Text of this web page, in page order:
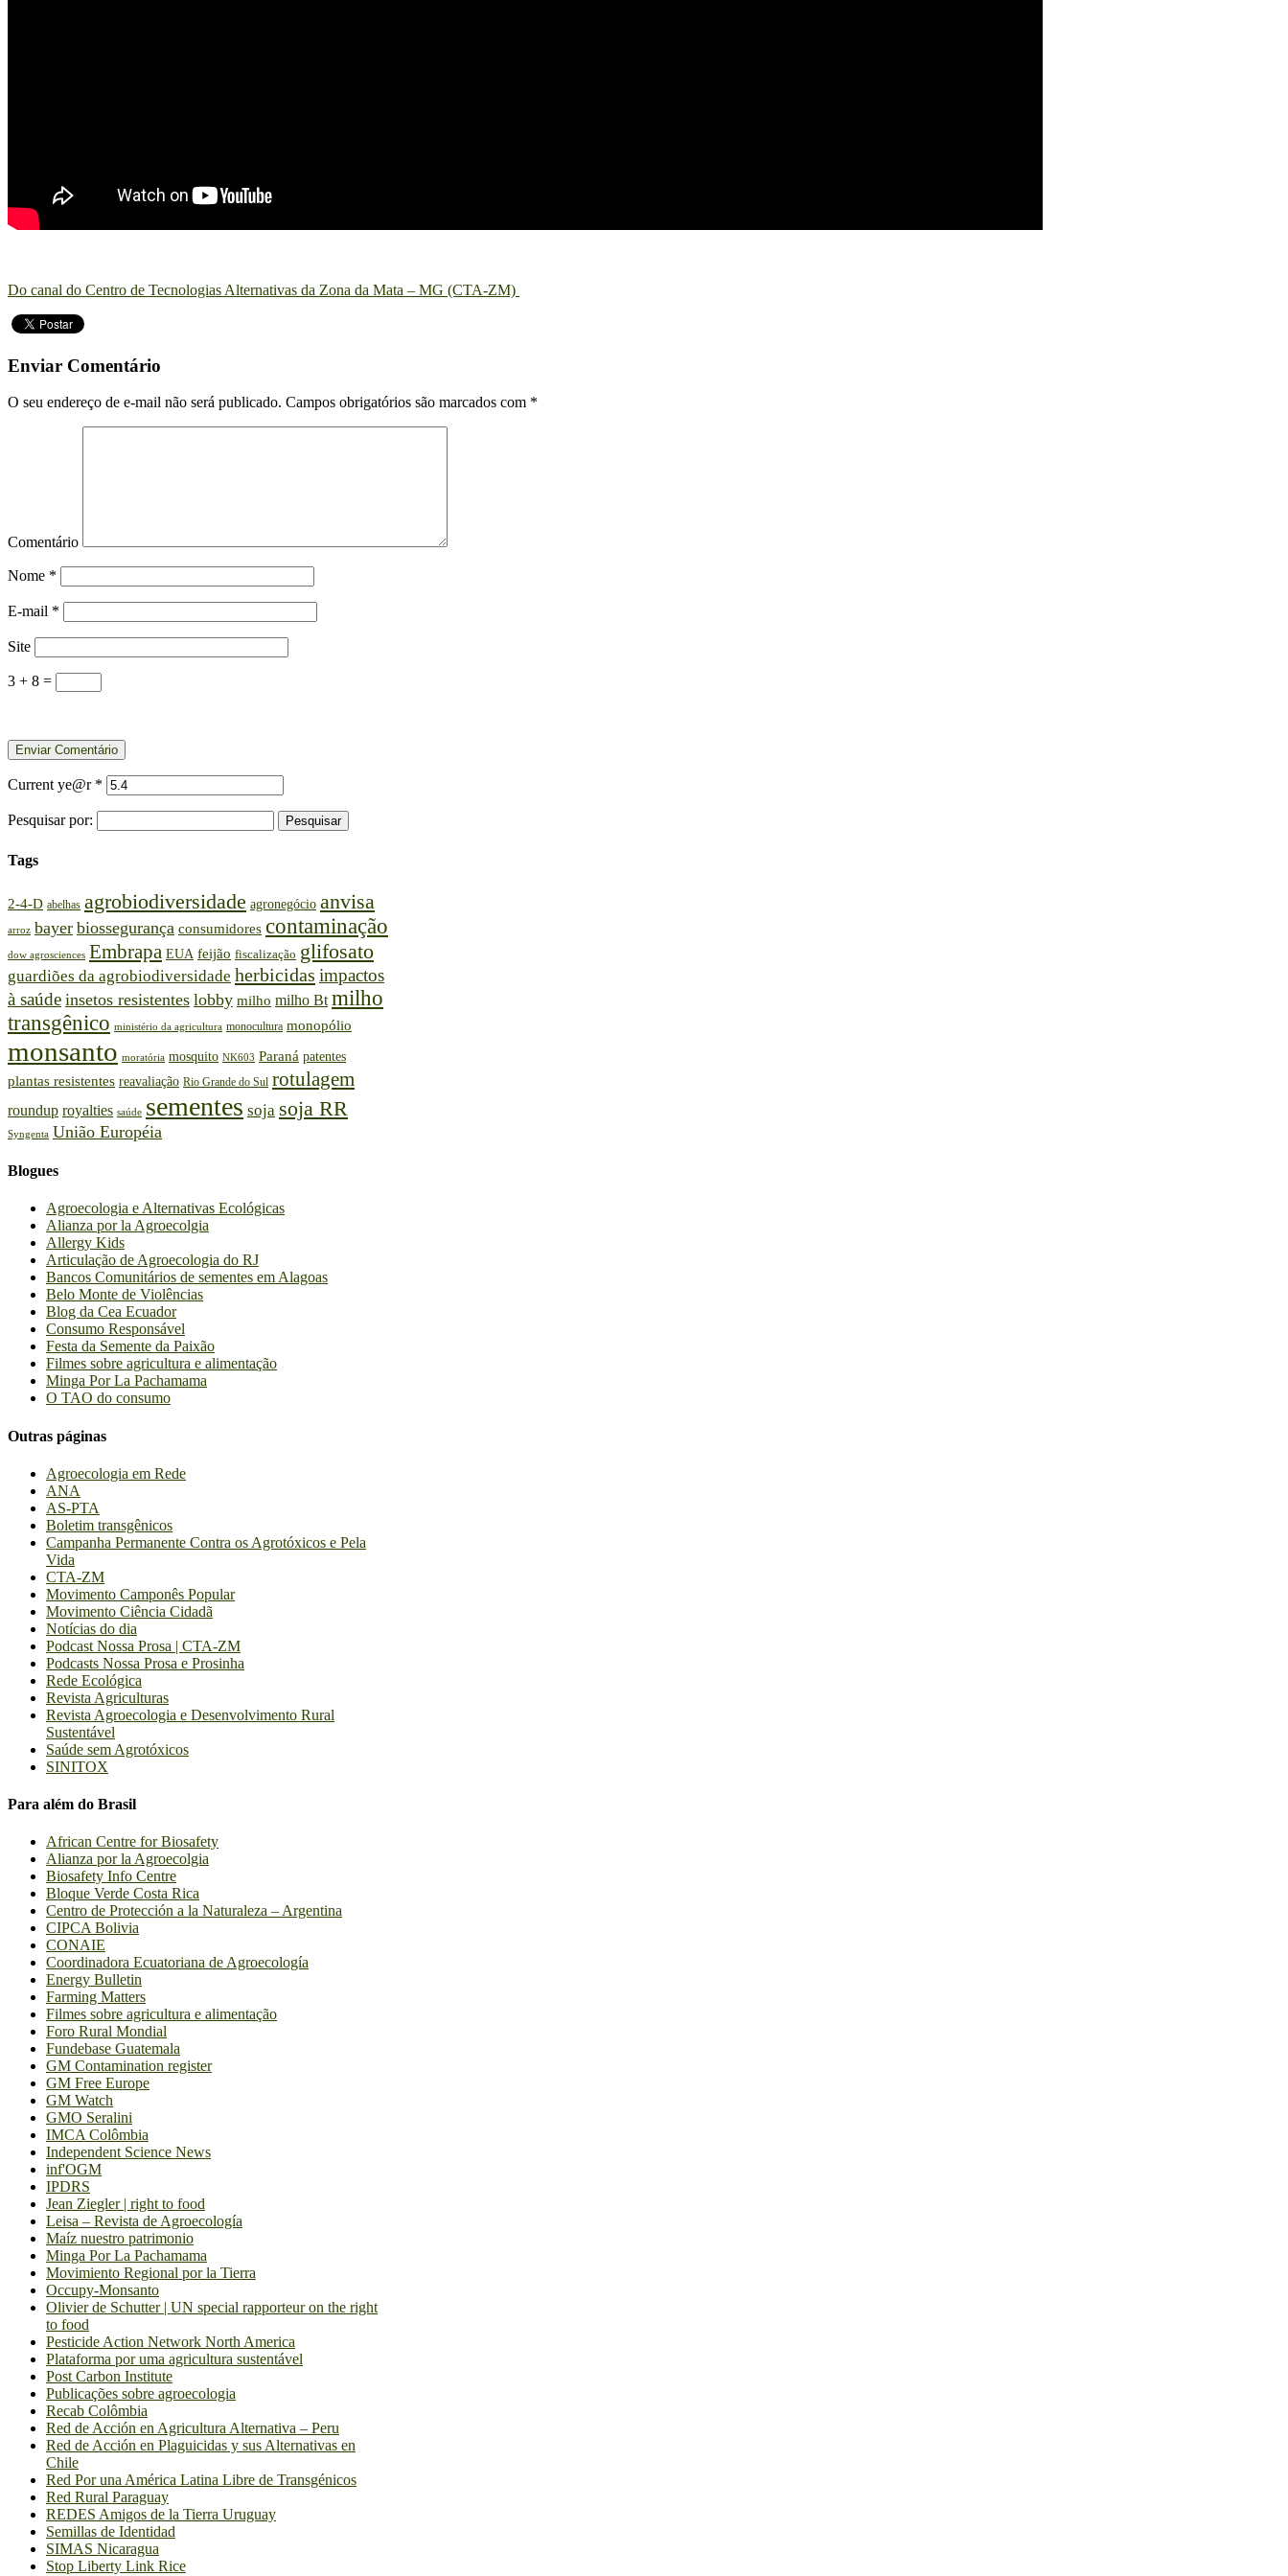
Do canal do Centro de Tecnologias Alternativas da Zona da Mata – MG (CTA-ZM)
Enviar Comentário
O seu endereço de e-mail não será publicado. Campos obrigatórios são marcados com *
Comentário
Nome *
E-mail *
Site
3 + 8 =
Current ye@r *
Pesquisar por:
Tags
2-4-D abelhas agrobiodiversidade agronegócio anvisa
arroz bayer biossegurança consumidores contaminação
dow agrosciences Embrapa EUA feijão fiscalização glifosato
guardiões da agrobiodiversidade herbicidas impactos
à saúde insetos resistentes lobby milho milho Bt milho
transgênico ministério da agricultura monocultura monopólio
monsanto moratória mosquito NK603 Paraná patentes
plantas resistentes reavaliação Rio Grande do Sul rotulagem
roundup royalties saúde sementes soja soja RR
Syngenta União Européia
Blogues
Agroecologia e Alternativas Ecológicas
Alianza por la Agroecolgia
Allergy Kids
Articulação de Agroecologia do RJ
Bancos Comunitários de sementes em Alagoas
Belo Monte de Violências
Blog da Cea Ecuador
Consumo Responsável
Festa da Semente da Paixão
Filmes sobre agricultura e alimentação
Minga Por La Pachamama
O TAO do consumo
Outras páginas
Agroecologia em Rede
ANA
AS-PTA
Boletim transgênicos
Campanha Permanente Contra os Agrotóxicos e Pela
Vida
CTA-ZM
Movimento Camponês Popular
Movimento Ciência Cidadã
Notícias do dia
Podcast Nossa Prosa | CTA-ZM
Podcasts Nossa Prosa e Prosinha
Rede Ecológica
Revista Agriculturas
Revista Agroecologia e Desenvolvimento Rural
Sustentável
Saúde sem Agrotóxicos
SINITOX
Para além do Brasil
African Centre for Biosafety
Alianza por la Agroecolgia
Biosafety Info Centre
Bloque Verde Costa Rica
Centro de Protección a la Naturaleza – Argentina
CIPCA Bolivia
CONAIE
Coordinadora Ecuatoriana de Agroecología
Energy Bulletin
Farming Matters
Filmes sobre agricultura e alimentação
Foro Rural Mondial
Fundebase Guatemala
GM Contamination register
GM Free Europe
GM Watch
GMO Seralini
IMCA Colômbia
Independent Science News
inf'OGM
IPDRS
Jean Ziegler | right to food
Leisa – Revista de Agroecología
Maíz nuestro patrimonio
Minga Por La Pachamama
Movimiento Regional por la Tierra
Occupy-Monsanto
Olivier de Schutter | UN special rapporteur on the right
to food
Pesticide Action Network North America
Plataforma por uma agricultura sustentável
Post Carbon Institute
Publicações sobre agroecologia
Recab Colômbia
Red de Acción en Agricultura Alternativa – Peru
Red de Acción en Plaguicidas y sus Alternativas en
Chile
Red Por una América Latina Libre de Transgénicos
Red Rural Paraguay
REDES Amigos de la Tierra Uruguay
Semillas de Identidad
SIMAS Nicaragua
Stop Liberty Link Rice